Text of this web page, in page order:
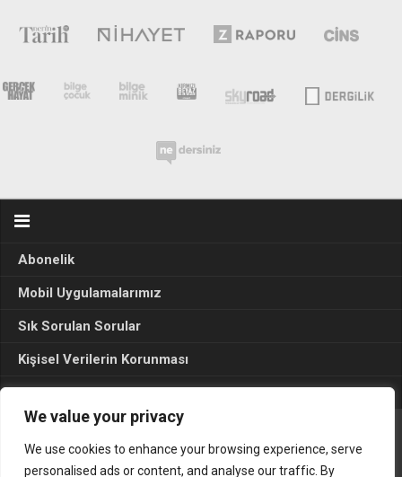
We value your privacy
We use cookies to enhance your browsing experience, serve
personalised ads or content, and analyse our traffic. By
Abonelik
Mobil Uygulamalarımız
Sık Sorulan Sorular
Kişisel Verilerin Korunması
Seçim Sonuçları 2024
Gerçek Hayat © 2015. Her hakkı sakldır.